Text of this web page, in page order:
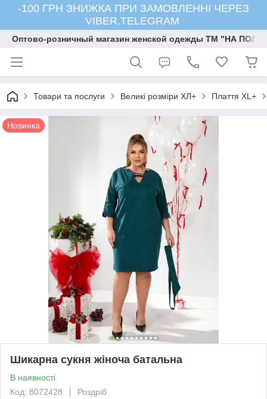
-100 ГРН ЗНИЖКА ПРИ ЗАМОВЛЕННІ ЧЕРЕЗ
VIBER.TELEGRAM
Оптово-розничный магазин женской одежды ТМ "НА
Товари та послуги Великі розміри ХЛ+ Плаття ХL+
Новинка
Шикарна сукня жіноча батальна
В наявності
Код: 8072428
Роздріб